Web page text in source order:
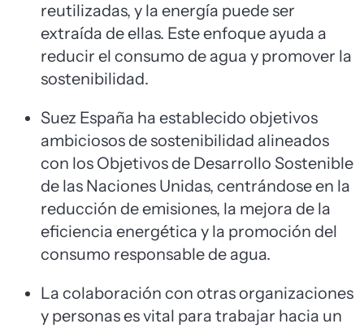
reutilizadas, y la energía puede ser
extraída de ellas. Este enfoque ayuda a
reducir el consumo de agua y promover la
sostenibilidad.
Suez España ha establecido objetivos
ambiciosos de sostenibilidad alineados
con los Objetivos de Desarrollo Sostenible
de las Naciones Unidas, centrándose en la
reducción de emisiones, la mejora de la
eficiencia energética y la promoción del
consumo responsable de agua.
La colaboración con otras organizaciones
y personas es vital para trabajar hacia un